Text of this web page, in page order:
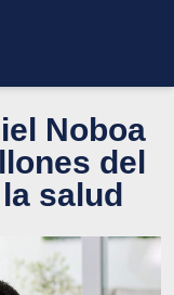
Noboa
del
salud